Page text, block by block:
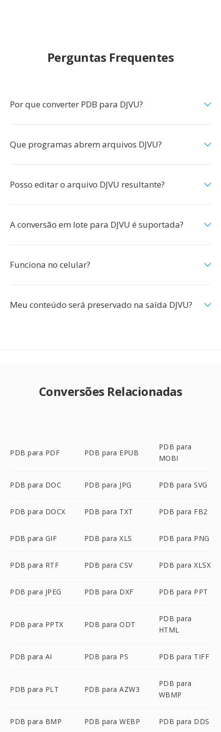
Perguntas Frequentes
Por que converter PDB para DJVU?
Que programas abrem arquivos DJVU?
Posso editar o arquivo DJVU resultante?
A conversão em lote para DJVU é suportada?
Funciona no celular?
Meu conteúdo será preservado na saída DJVU?
Conversões Relacionadas
PDB para PDF PDB para EPUB
PDB para
MOBI
PDB para DOC PDB para JPG PDB para SVG
PDB para DOCX PDB para TXT PDB para FB2
PDB para GIF PDB para XLS PDB para PNG
PDB para RTF PDB para CSV PDB para XLSX
PDB para JPEG PDB para DXF PDB para PPT
PDB para PPTX PDB para ODT
PDB para
HTML
PDB para AI PDB para PS PDB para TIFF
PDB para PLT PDB para AZW3
PDB para
WBMP
PDB para BMP PDB para WEBP PDB para DDS